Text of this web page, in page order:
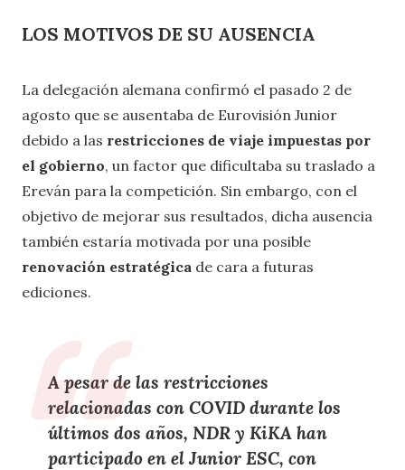
LOS MOTIVOS DE SU AUSENCIA
La delegación alemana confirmó el pasado 2 de
agosto que se ausentaba de Eurovisión Junior
debido a las restricciones de viaje impuestas por
el gobierno, un factor que dificultaba su traslado a
Ereván para la competición. Sin embargo, con el
objetivo de mejorar sus resultados, dicha ausencia
también estaría motivada por una posible
renovación estratégica de cara a futuras
ediciones.
A pesar de las restricciones
relacionadas con COVID durante los
últimos dos años, NDR y KiKA han
participado en el Junior ESC, con